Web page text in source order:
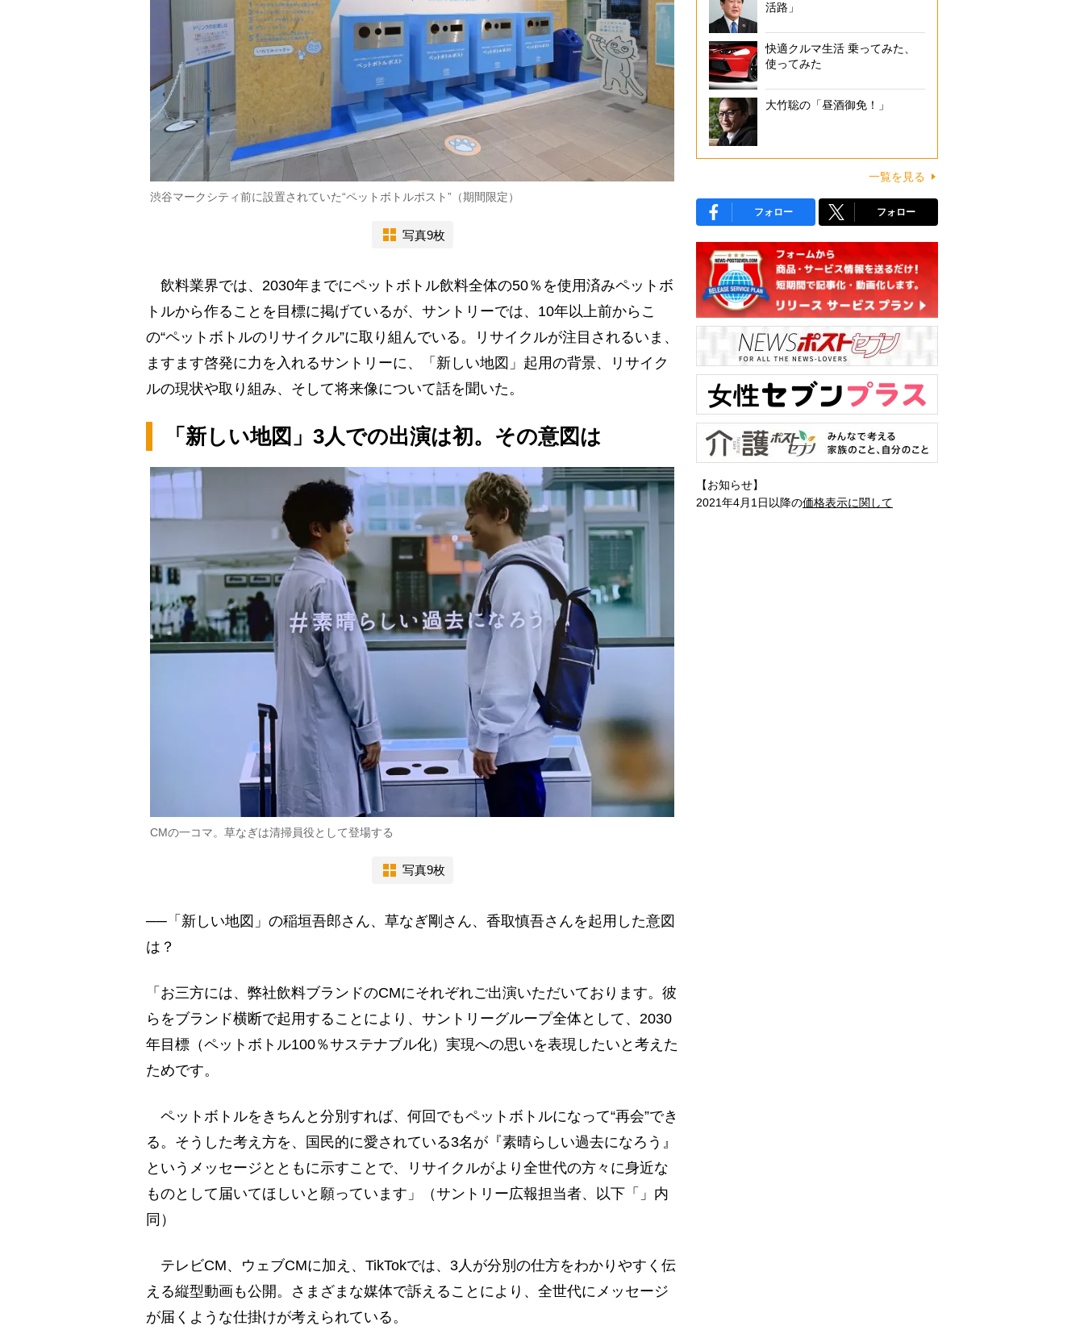
渋谷マークシティ前に設置されていた“ペットボトルポスト”（期間限定）
写真9枚
飲料業界では、2030年までにペットボトル飲料全体の50％を使用済みペットボ
トルから作ることを目標に掲げているが、サントリーでは、10年以上前からこ
の“ペットボトルのリサイクル”に取り組んでいる。リサイクルが注目されるいま、
ますます啓発に力を入れるサントリーに、「新しい地図」起用の背景、リサイク
ルの現状や取り組み、そして将来像について話を聞いた。
「新しい地図」3人での出演は初。その意図は
CMの一コマ。草なぎは清掃員役として登場する
写真9枚
──「新しい地図」の稲垣吾郎さん、草なぎ剛さん、香取慎吾さんを起用した意図
は？
「お三方には、弊社飲料ブランドのCMにそれぞれご出演いただいております。彼
らをブランド横断で起用することにより、サントリーグループ全体として、2030
年目標（ペットボトル100％サステナブル化）実現への思いを表現したいと考えた
ためです。
ペットボトルをきちんと分別すれば、何回でもペットボトルになって“再会”でき
る。そうした考え方を、国民的に愛されている3名が『素晴らしい過去になろう』
というメッセージとともに示すことで、リサイクルがより全世代の方々に身近な
ものとして届いてほしいと願っています」（サントリー広報担当者、以下「」内
同）
テレビCM、ウェブCMに加え、TikTokでは、3人が分別の仕方をわかりやすく伝
える縦型動画も公開。さまざまな媒体で訴えることにより、全世代にメッセージ
が届くような仕掛けが考えられている。
活路」
快適クルマ生活 乗ってみた、
使ってみた
大竹聡の「昼酒御免！」
一覧を見る
フォロー フォロー
【お知らせ】
2021年4月1日以降の価格表示に関して